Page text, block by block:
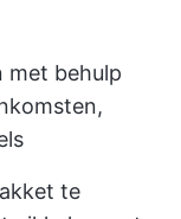
met behulp
te